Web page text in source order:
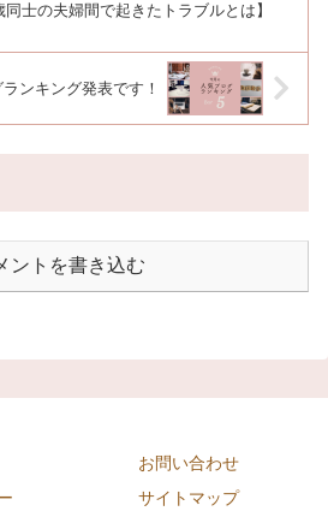
同士の夫婦間で起きたトラブルとは】
ンキング発表です！
ントを書き込む
お問い合わせ
サイトマップ